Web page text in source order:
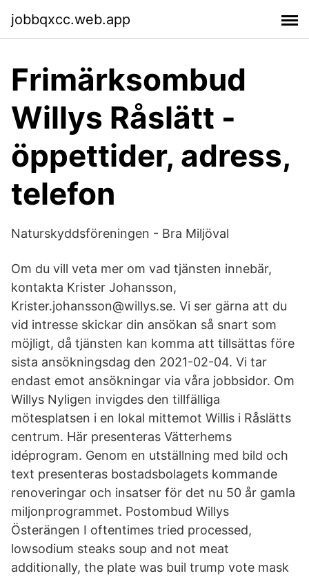
jobbqxcc.web.app
Frimärksombud
Willys Råslätt -
öppettider, adress,
telefon
Naturskyddsföreningen - Bra Miljöval
Om du vill veta mer om vad tjänsten innebär,
kontakta Krister Johansson,
Krister.johansson@willys.se. Vi ser gärna att du
vid intresse skickar din ansökan så snart som
möjligt, då tjänsten kan komma att tillsättas före
sista ansökningsdag den 2021-02-04. Vi tar
endast emot ansökningar via våra jobbsidor. Om
Willys Nyligen invigdes den tillfälliga
mötesplatsen i en lokal mittemot Willis i Råslätts
centrum. Här presenteras Vätterhems
idéprogram. Genom en utställning med bild och
text presenteras bostadsbolagets kommande
renoveringar och insatser för det nu 50 år gamla
miljonprogrammet. Postombud Willys
Österängen I oftentimes tried processed,
lowsodium steaks soup and not meat
additionally, the plate was buil trump vote mask